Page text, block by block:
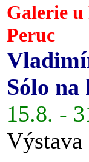
Galerie
Peruc
Sólo na
15.8. -